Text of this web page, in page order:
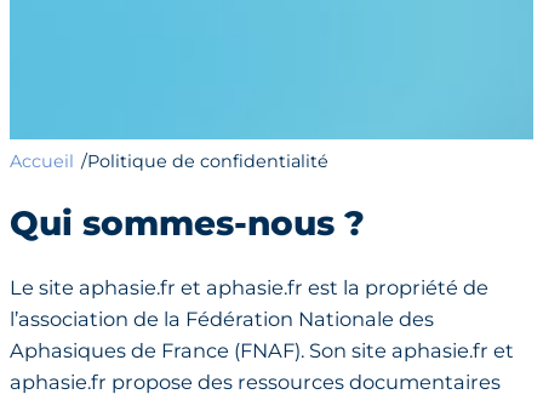
Accueil /Politique de confidentialité
Qui sommes-nous ?
Le site aphasie.fr et aphasie.fr est la propriété de
l’association de la Fédération Nationale des
Aphasiques de France (FNAF). Son site aphasie.fr et
aphasie.fr propose des ressources documentaires